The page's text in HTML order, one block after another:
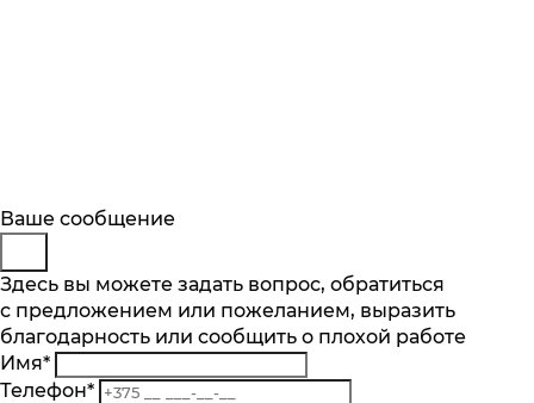
Описание
Отзывы
Основные характеристики
Максимальная загрузка белья, кг
7
Будьте в курсе
Подпишитесь на последние обновления
и узнавайте о новинках и специальных
предложениях первыми
Подписаться
Заказ обратного звонка
Представьтесь
Телефон*
Комментарий
Ваше сообщение
Здесь вы можете задать вопрос, обратиться
с предложением или пожеланием, выразить
благодарность или сообщить о плохой работе
Имя*
Телефон*